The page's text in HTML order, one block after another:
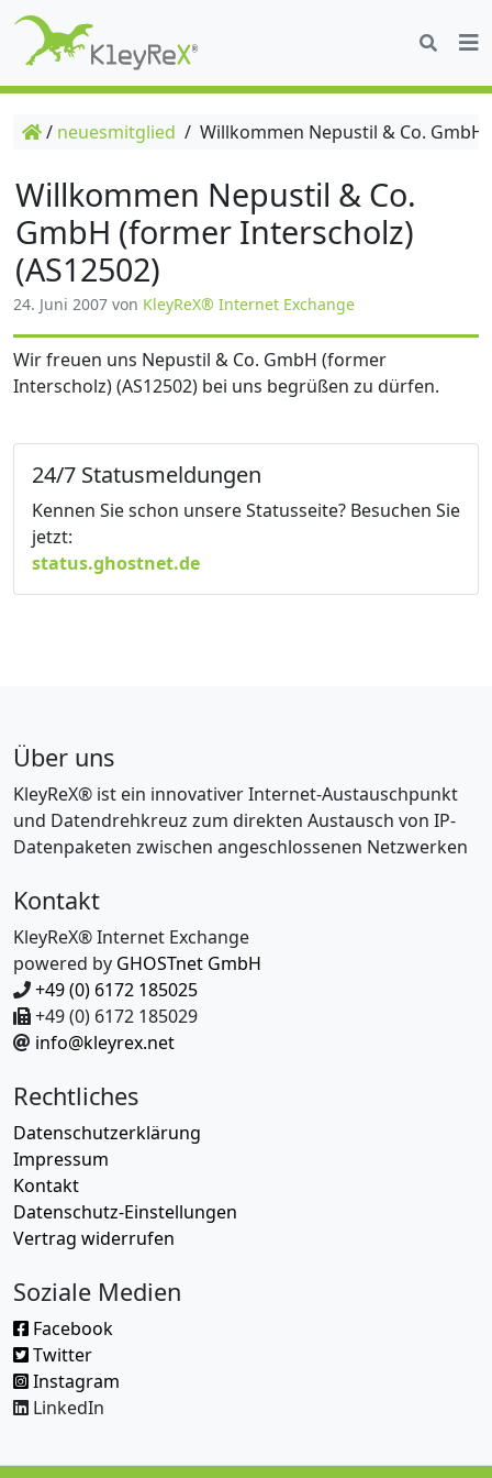
/ neuesmitglied / Willkommen Nepustil & Co.
Willkommen Nepustil & Co.
GmbH (former Interscholz)
(AS12502)
24. Juni 2007 von KleyReX® Internet Exchange
Wir freuen uns Nepustil & Co. GmbH (former
Interscholz) (AS12502) bei uns begrüßen zu dürfen.
24/7 Statusmeldungen
Kennen Sie schon unsere Statusseite? Besuchen Sie
jetzt:
status.ghostnet.de
Über uns
KleyReX® ist ein innovativer Internet-Austauschpunkt
und Datendrehkreuz zum direkten Austausch von IP-
Datenpaketen zwischen angeschlossenen Netzwerken
Kontakt
KleyReX® Internet Exchange
powered by GHOSTnet GmbH
+49 (0) 6172 185025
+49 (0) 6172 185029
info@kleyrex.net
Rechtliches
Datenschutzerklärung
Impressum
Kontakt
Datenschutz-Einstellungen
Vertrag widerrufen
Soziale Medien
Facebook
Twitter
Instagram
LinkedIn